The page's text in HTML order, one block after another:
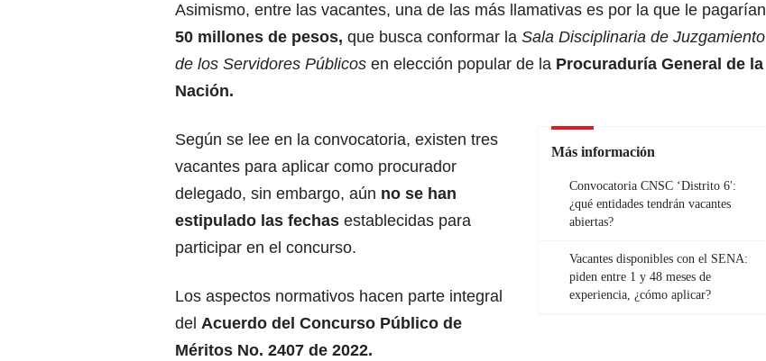
Asimismo, entre las vacantes, una de las más llamativas es por la que le pagarían
50 millones de pesos, que busca conformar la Sala Disciplinaria de Juzgamiento
de los Servidores Públicos en elección popular de la Procuraduría General de la
Nación.
Más información
Convocatoria CNSC ‘Distrito 6′:
¿qué entidades tendrán vacantes
abiertas?
Vacantes disponibles con el SENA:
piden entre 1 y 48 meses de
experiencia, ¿cómo aplicar?
Según se lee en la convocatoria, existen tres
vacantes para aplicar como procurador
delegado, sin embargo, aún no se han
estipulado las fechas establecidas para
participar en el concurso.
Los aspectos normativos hacen parte integral
del Acuerdo del Concurso Público de
Méritos No. 2407 de 2022.